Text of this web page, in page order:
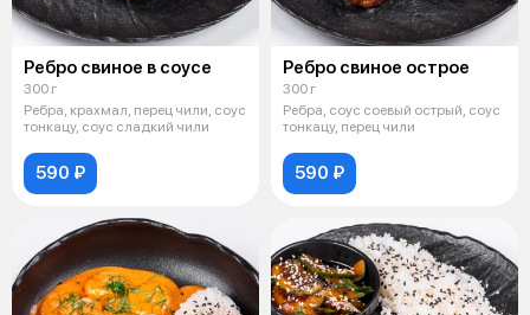
Ребро свиное в соусе
300 г
Ребра, крахмал, перец чили, соус
тонкацу, соус сладкий чили
590 ₽
Ребро свиное острое
300 г
Ребра, соус соевый острый, соус
тонкацу, перец чили
590 ₽